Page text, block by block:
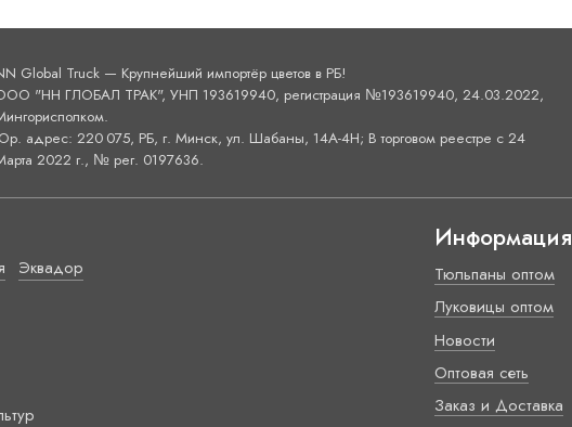
Global Truck — Крупнейший импортёр цветов в РБ!
"НН ГЛОБАЛ ТРАК", УНП 193619940, регистрация №193619940, 24.03.2022,
адрес: 220 075, РБ, г. Минск, ул. Шабаны, 14А-4H; В торговом реестре с 24
2022 г., № рег. 0197636.
Эквадор
Информация
Тюльпаны оптом
Луковицы оптом
Новости
Оптовая сеть
Заказ и Доставка